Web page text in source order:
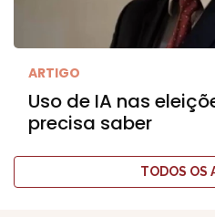
ARTIGO
Uso de IA nas
precisa saber
TODOS OS